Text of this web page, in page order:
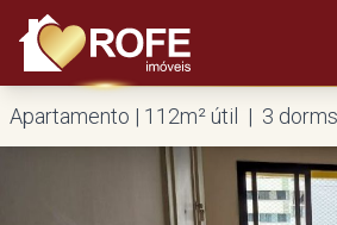
Apartamento | 112m² útil | 3